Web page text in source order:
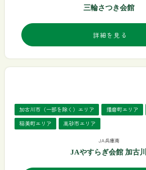
三輪さつき会館
詳細を見る
加古川市（一部を除く）エリア 播磨町エリア
稲美町エリア
高砂市エリア
JA兵庫南
JAやすらぎ会館 加古川